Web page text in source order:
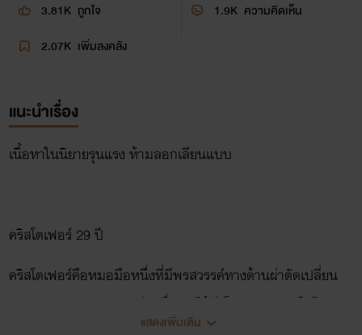
3.81K ถูกใจ 1.9K ความคิดเห็น
2.07K เพิ่มลงคลัง
แนะนำเรื่อง
เนื้อหาในนิยายรุนแรง ห้ามลอกเลียนแบบ
คริสโตเฟอร์ 29 ปี
คริสโตเฟอร์คือหมอมือหนึ่งที่มีพรสวรรค์ทางด้านผ่าตัดเปลี่ยน
อวัยวะของ รพ. เอกชนแห่งหนึ่ง เขาได้ดีเอ็นเอมาจากแด๊ดโดยตรง
แสดงเพิ่มเติม